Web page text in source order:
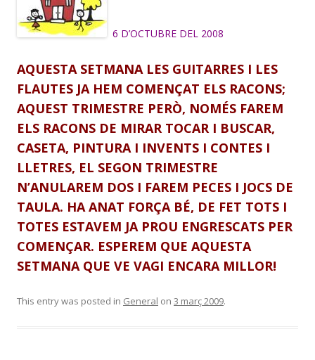
6 D’OCTUBRE DEL 2008
AQUESTA SETMANA LES GUITARRES I LES
FLAUTES JA HEM COMENÇAT ELS RACONS;
AQUEST TRIMESTRE PERÒ, NOMÉS FAREM
ELS RACONS DE MIRAR TOCAR I BUSCAR,
CASETA, PINTURA I INVENTS I CONTES I
LLETRES, EL SEGON TRIMESTRE
N’ANULAREM DOS I FAREM PECES I JOCS DE
TAULA. HA ANAT FORÇA BÉ, DE FET TOTS I
TOTES ESTAVEM JA PROU ENGRESCATS PER
COMENÇAR. ESPEREM QUE AQUESTA
SETMANA QUE VE VAGI ENCARA MILLOR!
This entry was posted in General on 3 març 2009.